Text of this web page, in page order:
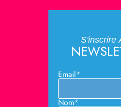
S'inscrire
Email*
Nom*